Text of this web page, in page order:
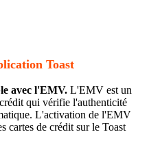
Toast
avec l'EMV. L'EMV est un
qui vérifie l'authenticité
L'activation de l'EMV
cartes de crédit sur le Toast